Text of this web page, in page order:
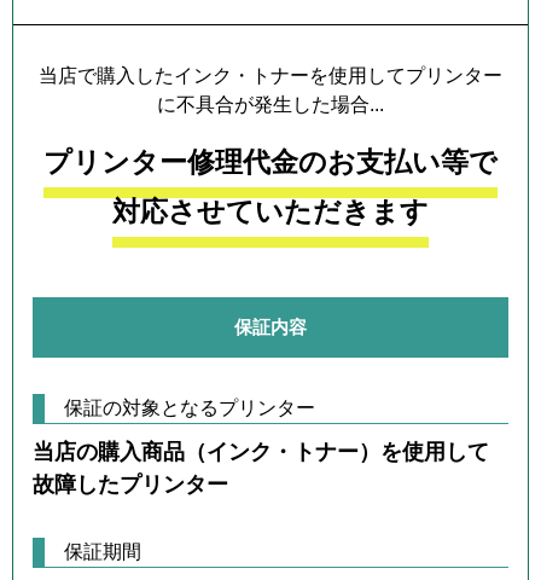
当店で購入したインク・トナーを使用してプリンター
に不具合が発生した場合...
プリンター修理代金のお支払い等で
対応させていただきます
保証内容
保証の対象となるプリンター
当店の購入商品（インク・トナー）を使用して
故障したプリンター
保証期間